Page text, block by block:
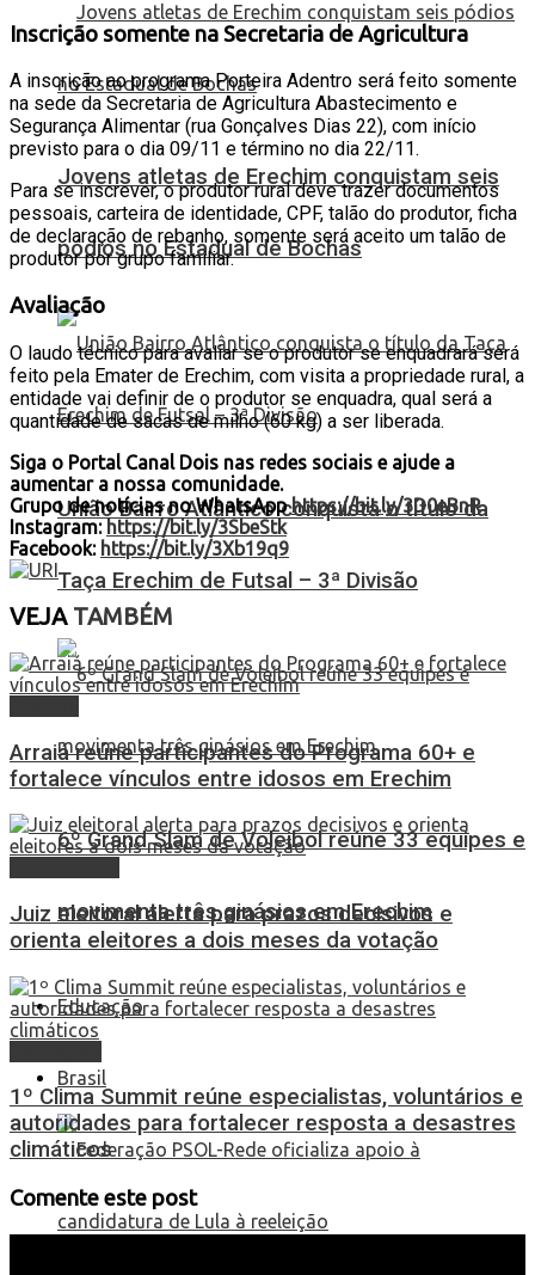
Jovens atletas de Erechim conquistam seis
pódios no Estadual de Bochas
União Bairro Atlântico conquista o título da
Taça Erechim de Futsal – 3ª Divisão
6º Grand Slam de Voleibol reúne 33 equipes e
movimenta três ginásios em Erechim
Educação
Brasil
Inscrição somente na Secretaria de Agricultura
A inscrição ao programa Porteira Adentro será feito somente
na sede da Secretaria de Agricultura Abastecimento e
Segurança Alimentar (rua Gonçalves Dias 22), com início
previsto para o dia 09/11 e término no dia 22/11.
Para se inscrever, o produtor rural deve trazer documentos
pessoais, carteira de identidade, CPF, talão do produtor, ficha
de declaração de rebanho, somente será aceito um talão de
produtor por grupo familiar.
Avaliação
O laudo técnico para avaliar se o produtor se enquadrará será
feito pela Emater de Erechim, com visita a propriedade rural, a
entidade vai definir de o produtor se enquadra, qual será a
quantidade de sacas de milho (60 kg) a ser liberada.
Siga o Portal Canal Dois nas redes sociais e ajude a
aumentar a nossa comunidade.
Grupo de notícias no WhatsApphttps://bit.ly/3D0eBnR
Instagram: https://bit.ly/3SbeStk
Facebook: https://bit.ly/3Xb19q9
VEJATAMBÉM
Arraiá reúne participantes do Programa 60+ e
fortalece vínculos entre idosos em Erechim
Juiz eleitoral alerta para prazos decisivos e
orienta eleitores a dois meses da votação
1º Clima Summit reúne especialistas, voluntários e
autoridades para fortalecer resposta a desastres
climáticos
Comente este post